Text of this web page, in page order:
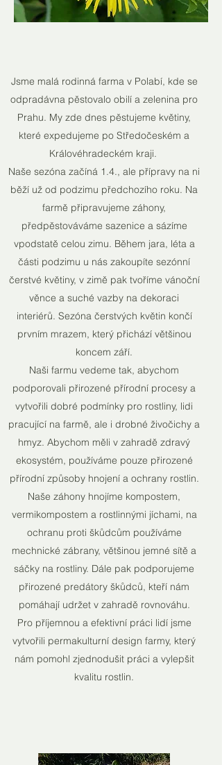
Jsme malá rodinná farma v Polabí, kde se
odpradávna pěstovalo obilí a zelenina pro
Prahu. My zde dnes pěstujeme květiny,
které expedujeme po Středočeském a
Královéhradeckém kraji.
Naše sezóna začíná 1.4., ale přípravy na ni
běží už od podzimu předchozího roku. Na
farmě připravujeme záhony,
předpěstováváme sazenice a sázíme
vpodstatě celou zimu. Během jara, léta a
části podzimu u nás zakoupíte sezónní
čerstvé květiny, v zimě pak tvoříme vánoční
věnce a suché vazby na dekoraci
interiérů. Sezóna čerstvých květin končí
prvním mrazem, který přichází většinou
koncem září.
Naši farmu vedeme tak, abychom
podporovali přirozené přírodní procesy a
vytvořili dobré podmínky pro rostliny, lidi
pracující na farmě, ale i drobné živočichy a
hmyz. Abychom měli v zahradě zdravý
ekosystém, používáme pouze přirozené
přírodní způsoby hnojení a ochrany rostlin.
Naše záhony hnojíme kompostem,
vermikompostem a rostlinnými jíchami, na
ochranu proti škůdcům používáme
mechnické zábrany, většinou jemné sítě a
sáčky na rostliny. Dále pak podporujeme
přirozené predátory škůdců, kteří nám
pomáhají udržet v zahradě rovnováhu.
Pro příjemnou a efektivní práci lidí jsme
vytvořili permakulturní design farmy, který
nám pomohl zjednodušit práci a vylepšit
kvalitu rostlin.